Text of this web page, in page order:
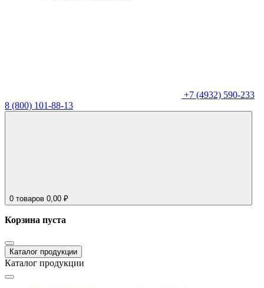
+7 (4932) 590-233
8 (800) 101-88-13
0 товаров 0,00 ₽
Корзина пуста
Каталог продукции
Каталог продукции